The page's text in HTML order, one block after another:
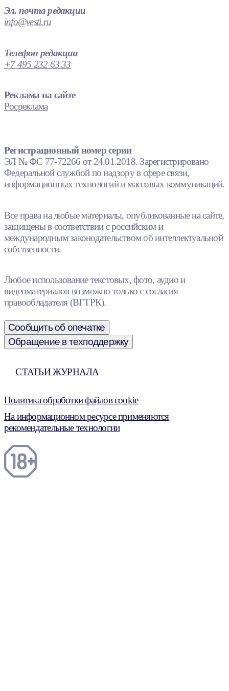
Эл. почта редакции
info@vesti.ru
Телефон редакции
+7 495 232 63 33
Реклама на сайте
Росреклама
Регистрационный номер серии
ЭЛ № ФС 77-72266 от 24.01.2018. Зарегистрировано
Федеральной службой по надзору в сфере связи,
информационных технологий и массовых коммуникаций.
Все права на любые материалы, опубликованные на сайте,
защищены в соответствии с российским и
международным законодательством об интеллектуальной
собственности.
Любое использование текстовых, фото, аудио и
видеоматериалов возможно только с согласия
правообладателя (ВГТРК).
Сообщить об опечатке
Обращение в техподдержку
СТАТЬИ ЖУРНАЛА
Политика обработки файлов cookie
На информационном ресурсе применяются
рекомендательные технологии